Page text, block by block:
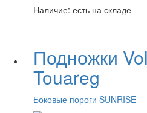
Наличие: есть на складе
Подножки
Touareg
Боковые пороги SUNRISE